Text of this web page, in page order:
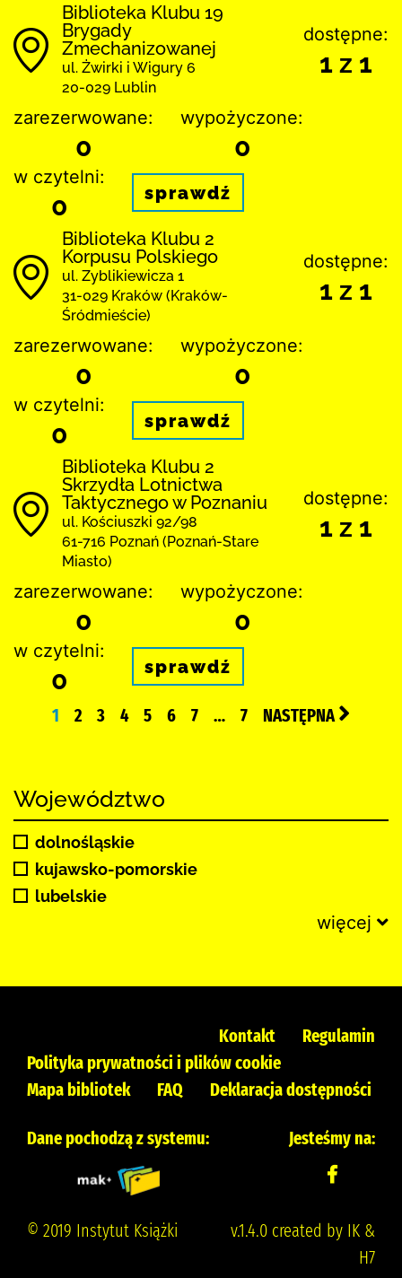
Biblioteka Klubu 19
Brygady
Zmechanizowanej
ul. Żwirki i Wigury 6
20-029 Lublin
dostępne:
1 z 1
zarezerwowane:
0
wypożyczone:
0
w czytelni:
0 sprawdź
Biblioteka Klubu 2
Korpusu Polskiego
ul. Zyblikiewicza 1
31-029 Kraków (Kraków-
Śródmieście)
dostępne:
1 z 1
zarezerwowane:
0
wypożyczone:
0
w czytelni:
0 sprawdź
Biblioteka Klubu 2
Skrzydła Lotnictwa
Taktycznego w Poznaniu
ul. Kościuszki 92/98
61-716 Poznań (Poznań-Stare
Miasto)
dostępne:
1 z 1
zarezerwowane:
0
wypożyczone:
0
w czytelni:
0 sprawdź
1 2 3 4 5 6 7 … 7 NASTĘPNA
Województwo
dolnośląskie
kujawsko-pomorskie
lubelskie
więcej
Kontakt
Regulamin
Polityka prywatności i plików cookie
Mapa bibliotek
FAQ Deklaracja dostępności
Dane pochodzą z systemu: Jesteśmy na:
© 2019 Instytut Książki
v.1.4.0 created by IK &
H7